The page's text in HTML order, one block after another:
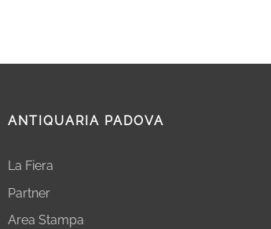
ANTIQUARIA PADOVA
La Fiera
Partner
Area Stampa